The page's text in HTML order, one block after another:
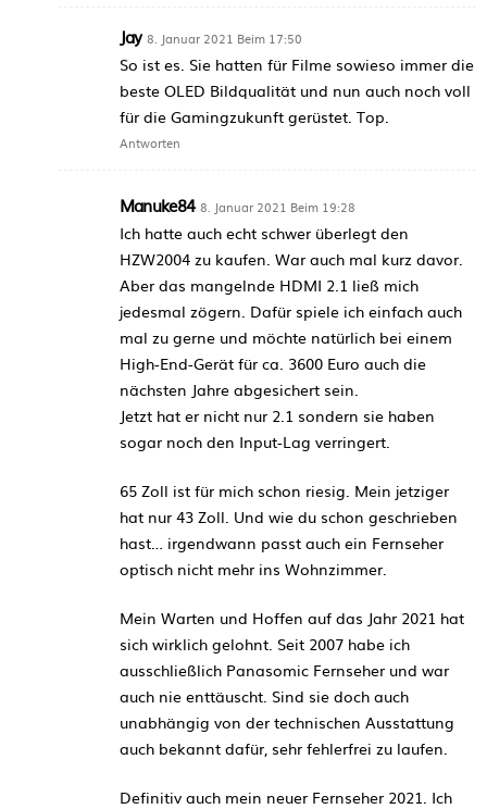
Jay 8. Januar 2021 Beim 17:50
So ist es. Sie hatten für Filme sowieso immer die
beste OLED Bildqualität und nun auch noch voll
für die Gamingzukunft gerüstet. Top.
Antworten
Manuke84 8. Januar 2021 Beim 19:28
Ich hatte auch echt schwer überlegt den
HZW2004 zu kaufen. War auch mal kurz davor.
Aber das mangelnde HDMI 2.1 ließ mich
jedesmal zögern. Dafür spiele ich einfach auch
mal zu gerne und möchte natürlich bei einem
High-End-Gerät für ca. 3600 Euro auch die
nächsten Jahre abgesichert sein.
Jetzt hat er nicht nur 2.1 sondern sie haben
sogar noch den Input-Lag verringert.
65 Zoll ist für mich schon riesig. Mein jetziger
hat nur 43 Zoll. Und wie du schon geschrieben
hast… irgendwann passt auch ein Fernseher
optisch nicht mehr ins Wohnzimmer.
Mein Warten und Hoffen auf das Jahr 2021 hat
sich wirklich gelohnt. Seit 2007 habe ich
ausschließlich Panasomic Fernseher und war
auch nie enttäuscht. Sind sie doch auch
unabhängig von der technischen Ausstattung
auch bekannt dafür, sehr fehlerfrei zu laufen.
Definitiv auch mein neuer Fernseher 2021. Ich